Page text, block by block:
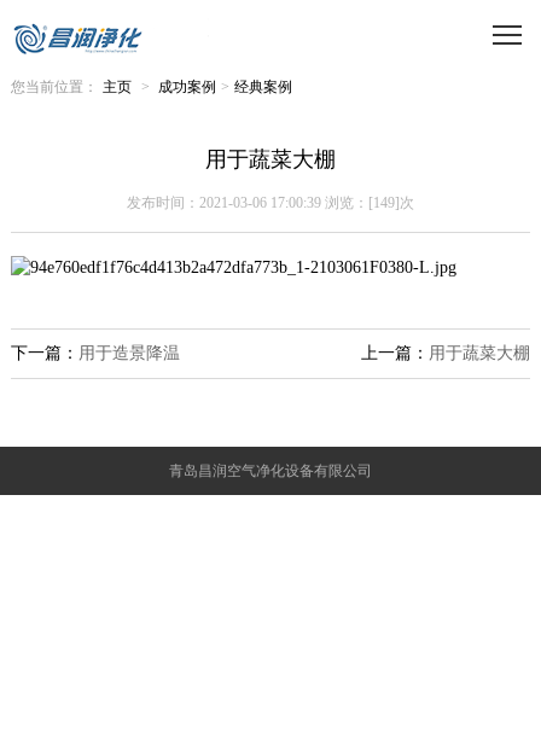
您当前位置： 主页 > 成功案例 > 经典案例
用于蔬菜大棚
发布时间：2021-03-06 17:00:39 浏览：[149]次
上一篇： 用于蔬菜大棚
下一篇： 用于造景降温
青岛昌润空气净化设备有限公司